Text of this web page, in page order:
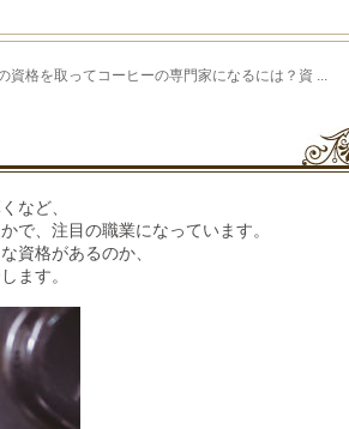
資格を取ってコーヒーの専門家になるには？資 ...
など、
で、注目の職業になっています。
資格があるのか、
ます。